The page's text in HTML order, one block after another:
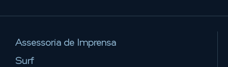
Assessoria de Imprensa
Surf